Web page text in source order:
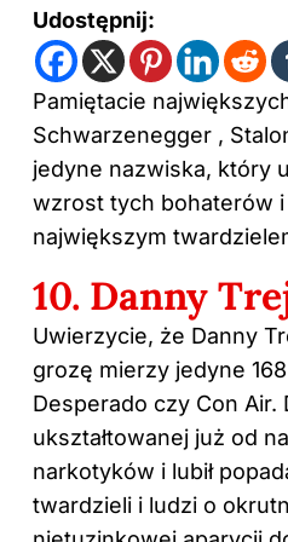
Udostępnij:
Pamiętacie
Schwarzenegger ,
jedyne nazwiska, który
wzrost tych bohaterów
największym
10. Danny
Uwierzycie, że Danny
grozę mierzy jedyne
Desperado czy Con Air.
ukształtowanej już od
narkotyków i lubił
twardzieli i ludzi o